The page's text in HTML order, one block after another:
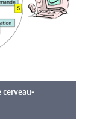
cerveau-